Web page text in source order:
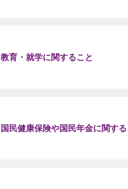
教育・就学に関すること
国民健康保険や国民年金に関する